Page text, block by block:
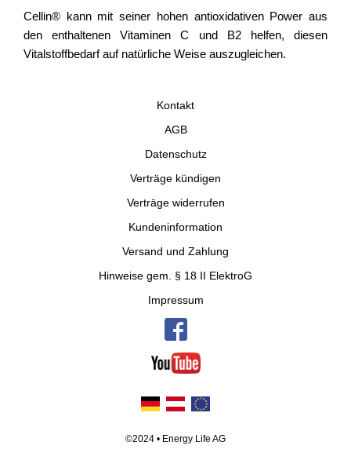
Cellin® kann mit seiner hohen antioxidativen Power aus
den enthaltenen Vitaminen C und B2 helfen, diesen
Vitalstoffbedarf auf natürliche Weise auszugleichen.
Kontakt
AGB
Datenschutz
Verträge kündigen
Verträge widerrufen
Kundeninformation
Versand und Zahlung
Hinweise gem. § 18 II ElektroG
Impressum
©2024 • Energy Life AG